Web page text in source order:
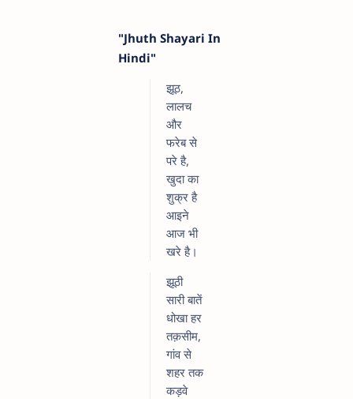
"Jhuth Shayari In
Hindi"
झूठ,
लालच
और
फरेब से
परे है,
खुदा का
शुक्र है
आइने
आज भी
खरे है।
झूठी
सारी बातें
धोखा हर
तक़सीम,
गांव से
शहर तक
कड़वे